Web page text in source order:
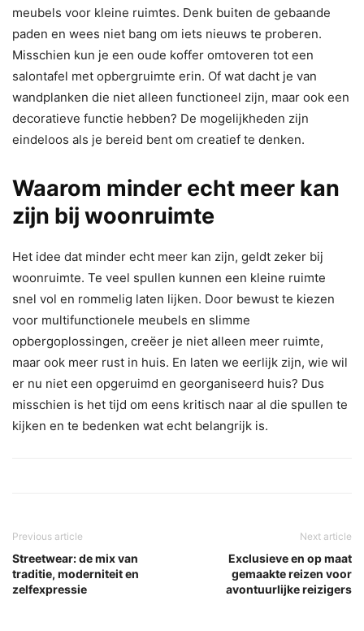
meubels voor kleine ruimtes. Denk buiten de gebaande
paden en wees niet bang om iets nieuws te proberen.
Misschien kun je een oude koffer omtoveren tot een
salontafel met opbergruimte erin. Of wat dacht je van
wandplanken die niet alleen functioneel zijn, maar ook een
decoratieve functie hebben? De mogelijkheden zijn
eindeloos als je bereid bent om creatief te denken.
Waarom minder echt meer kan
zijn bij woonruimte
Het idee dat minder echt meer kan zijn, geldt zeker bij
woonruimte. Te veel spullen kunnen een kleine ruimte
snel vol en rommelig laten lijken. Door bewust te kiezen
voor multifunctionele meubels en slimme
opbergoplossingen, creëer je niet alleen meer ruimte,
maar ook meer rust in huis. En laten we eerlijk zijn, wie wil
er nu niet een opgeruimd en georganiseerd huis? Dus
misschien is het tijd om eens kritisch naar al die spullen te
kijken en te bedenken wat echt belangrijk is.
Previous article
Streetwear: de mix van
traditie, moderniteit en
zelfexpressie
Next article
Exclusieve en op maat
gemaakte reizen voor
avontuurlijke reizigers